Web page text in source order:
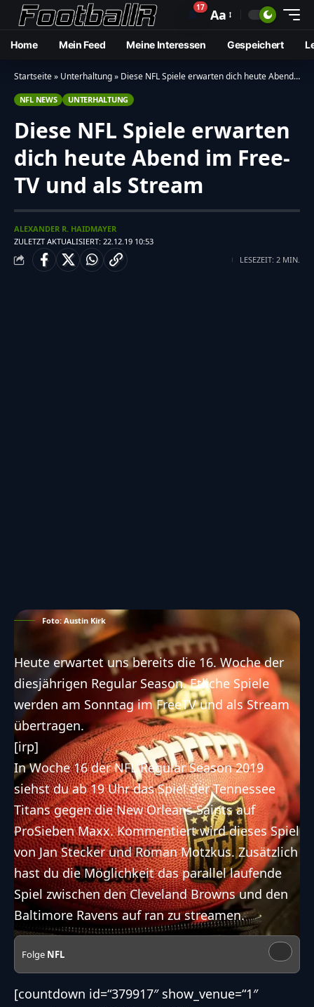
🔔17 Aa
Home Mein Feed Meine Interessen Gespeichert
Startseite» Unterhaltung» Diese NFL Spiele erwarten dich heute Abend im Free-TV und als Stream
NFL NEWS UNTERHALTUNG
Diese NFL Spiele erwarten
dich heute Abend im Free-
TV und als Stream
ZULETZT AKTUALISIERT: 22.12.19 10:53
ALEXANDER R. HAIDMAYER
LESEZEIT: 2 MIN.
Foto: Austin Kirk
Heute erwartet uns bereits die 16. Woche der
diesjährigen Regular Season. Etliche Spiele
werden am Sonntag im FreeTV und als Stream
übertragen.
[irp]
In Woche 16 der NFL Regular Season 2019
siehst du ab 19 Uhr das Spiel derTennessee
Titansgegen dieNew Orleans Saintsauf
ProSieben Maxx. Kommentiert wird dieses Spiel
von Jan Stecker und Roman Motzkus. Zusätzlich
hast du die Möglichkeit das parallel laufende
Spiel zwischen denCleveland Brownsund den
Baltimore Ravensauf ran zu streamen.
Folge NFL
[countdown id=“379917″ show_venue=“1″